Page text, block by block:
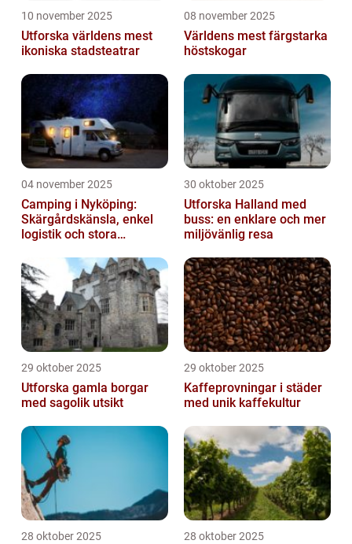
10 november 2025
Utforska världens mest
ikoniska stadsteatrar
08 november 2025
Världens mest färgstarka
höstskogar
04 november 2025
Camping i Nyköping:
Skärgårdskänsla, enkel
logistik och stora
30 oktober 2025
Utforska Halland med
buss: en enklare och mer
miljövänlig resa
29 oktober 2025
Utforska gamla borgar
med sagolik utsikt
29 oktober 2025
Kaffeprovningar i städer
med unik kaffekultur
28 oktober 2025 28 oktober 2025